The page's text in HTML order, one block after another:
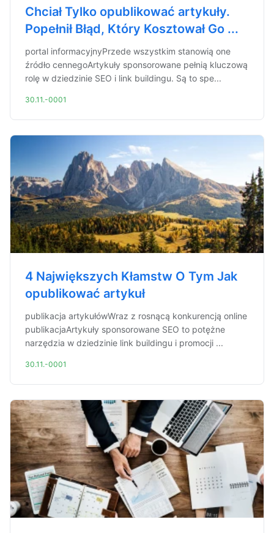
Chciał Tylko opublikować artykuły.
Popełnił Błąd, Który Kosztował Go ...
portal informacyjnyPrzede wszystkim stanowią one
źródło cennegoArtykuły sponsorowane pełnią kluczową
rolę w dziedzinie SEO i link buildingu. Są to spe...
30.11.-0001
4 Największych Kłamstw O Tym Jak
opublikować artykuł
publikacja artykułówWraz z rosnącą konkurencją online
publikacjaArtykuły sponsorowane SEO to potężne
narzędzia w dziedzinie link buildingu i promocji ...
30.11.-0001